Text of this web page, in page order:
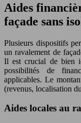
Aides
façade sans
Plusieurs dispositifs
un ravalement de
Il est crucial de bien
possibilités de
applicables. Le
(revenus, localisation
Aides locales au